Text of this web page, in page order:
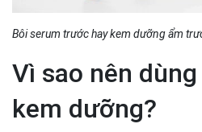
Bôi serum trước hay kem dưỡng ẩm
Vì sao nên
kem dưỡng?